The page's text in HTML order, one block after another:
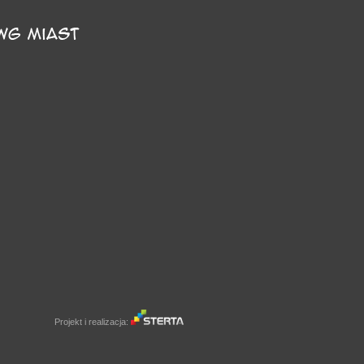
Projekt i realizacja: